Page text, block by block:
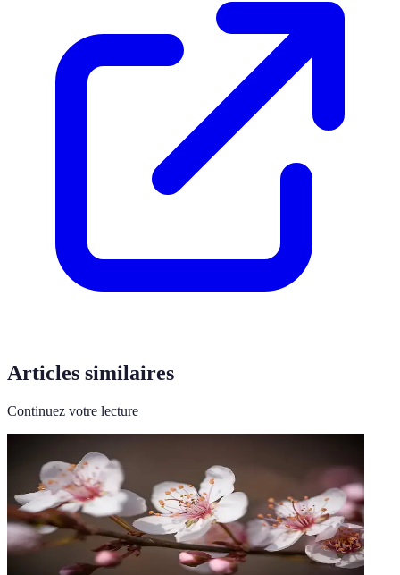
Articles similaires
Continuez votre lecture